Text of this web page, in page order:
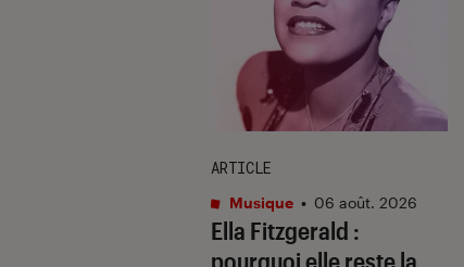
Ella Fitzgerald :
pourquoi elle reste la
ARTICLE
Musique • 06 août. 2026